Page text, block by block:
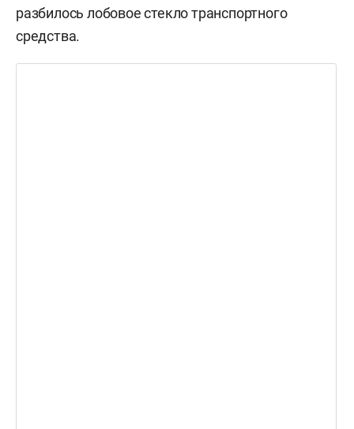
разбилось лобовое стекло транспортного
средства.